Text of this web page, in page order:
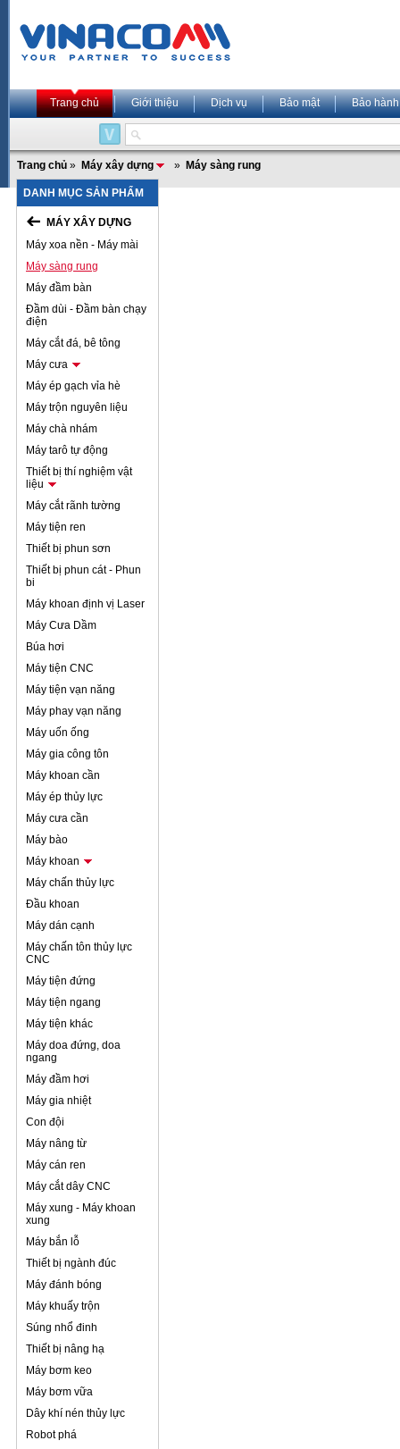
Trang chủ Giới thiệu Dịch vụ Bảo mật Bảo hành
Trang chủ » Máy xây dựng » Máy sàng rung
DANH MỤC SẢN PHẨM
MÁY XÂY DỰNG
Máy xoa nền - Máy mài
Máy sàng rung
Máy đầm bàn
Đầm dùi - Đầm bàn chạy
điện
Máy cắt đá, bê tông
Máy cưa
Máy ép gạch vỉa hè
Máy trộn nguyên liệu
Máy chà nhám
Máy tarô tự động
Thiết bị thí nghiệm vật
liệu
Máy cắt rãnh tường
Máy tiện ren
Thiết bị phun sơn
Thiết bị phun cát - Phun
bi
Máy khoan định vị Laser
Máy Cưa Dầm
Búa hơi
Máy tiện CNC
Máy tiện vạn năng
Máy phay vạn năng
Máy uốn ống
Máy gia công tôn
Máy khoan cần
Máy ép thủy lực
Máy cưa cần
Máy bào
Máy khoan
Máy chấn thủy lực
Đầu khoan
Máy dán cạnh
Máy chấn tôn thủy lực
CNC
Máy tiện đứng
Máy tiện ngang
Máy tiện khác
Máy doa đứng, doa
ngang
Máy đầm hơi
Máy gia nhiệt
Con đội
Máy nâng từ
Máy cán ren
Máy cắt dây CNC
Máy xung - Máy khoan
xung
Máy bắn lỗ
Thiết bị ngành đúc
Máy đánh bóng
Máy khuấy trộn
Súng nhổ đinh
Thiết bị nâng hạ
Máy bơm keo
Máy bơm vữa
Dây khí nén thủy lực
Robot phá